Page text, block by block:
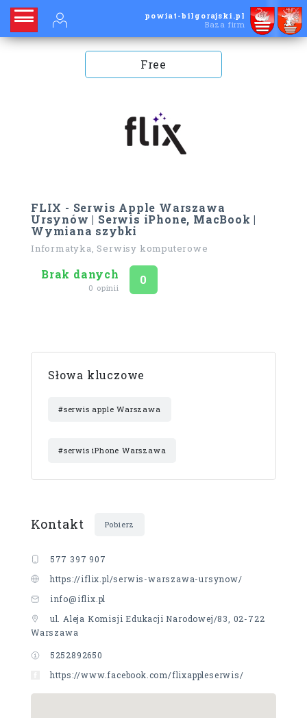
powiat-bilgorajski.pl
Baza firm
Free
FLIX - Serwis Apple Warszawa
Ursynów | Serwis iPhone, MacBook |
Wymiana szybki
Informatyka, Serwisy komputerowe
Brak danych
0 opinii
Ocena
0
Słowa kluczowe
#serwis apple Warszawa
#serwis iPhone Warszawa
Kontakt Pobierz
577 397 907
https://iflix.pl/serwis-warszawa-ursynow/
info@iflix.pl
ul. Aleja Komisji Edukacji Narodowej/83, 02-722
Warszawa
5252892650
https://www.facebook.com/flixappleserwis/